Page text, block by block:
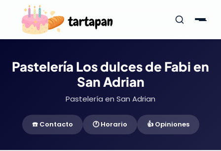
Pastelería Los dulces de Fabi en
San Adrian
Pastelería en San Adrian
☎️ Contacto 🕐 Horario 👍 Opiniones